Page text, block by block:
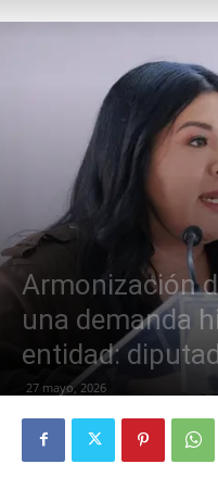
Armonización
una demanda
entidad:
27 mayo, 2026